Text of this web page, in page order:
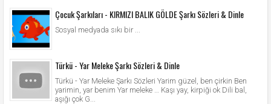
Çocuk Şarkıları - KIRMIZI BALIK GÖLDE Şarkı Sözleri & Dinle
Sosyal medyada sıkı bir ...
Türkü - Yar Meleke Şarkı Sözleri & Dinle
Türkü - Yar Meleke Şarkı Sözleri Yarim güzel, ben çirkin Ben
yarimin, yar benim Yar meleke … Kaşı yay, kirpiği ok Dili bal,
aşığı çok G...